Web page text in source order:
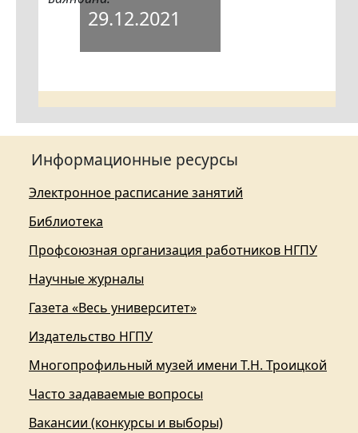
29.12.2021
Информационные ресурсы
Электронное расписание занятий
Библиотека
Профсоюзная организация работников НГПУ
Научные журналы
Газета «Весь университет»
Издательство НГПУ
Многопрофильный музей имени Т.Н. Троицкой
Часто задаваемые вопросы
Вакансии (конкурсы и выборы)